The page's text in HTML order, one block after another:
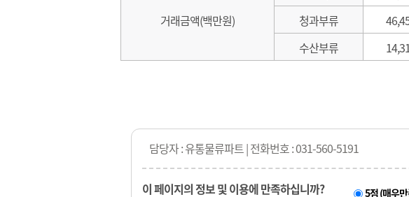
거래금액(백만원)
청과부류
수산부류
담당자 : 유통물류파트 | 전화번호 : 031-560-5191
이 페이지의 정보 및 이용에 만족하십니까? 5점 (매우